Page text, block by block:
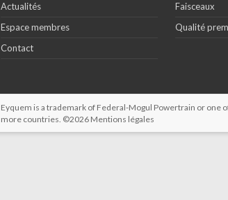
Actualités
Espace membres
Contact
Faisceaux
Qualité
Eyquem is a trademark of Federal-Mogul Powertrain or one
more countries. ©2026 Mentions légales